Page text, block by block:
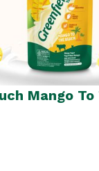
Mango To